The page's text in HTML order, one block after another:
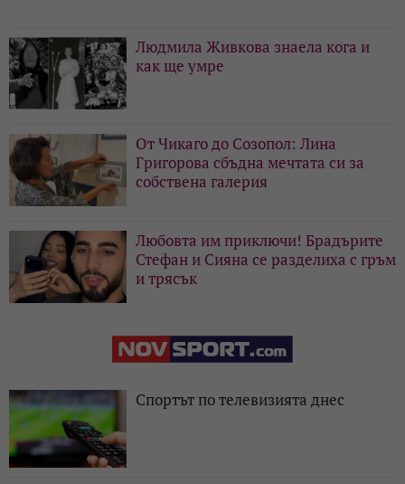
Людмила Живкова знаела кога и
как ще умре
От Чикаго до Созопол: Лина
Григорова сбъдна мечтата си за
собствена галерия
Любовта им приключи! Брадърите
Стефан и Сияна се разделиха с гръм
и трясък
Спортът по телевизията днес